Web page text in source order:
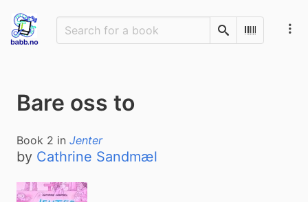
SearchScan
Bare oss to
Book 2 in Jenter
by Cathrine Sandmæl